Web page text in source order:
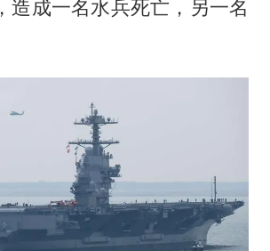
，造成一名水兵死亡，另一名